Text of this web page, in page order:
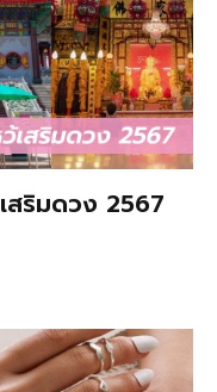
ริมดวง 2567